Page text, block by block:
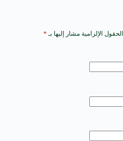
الحقول الإلزامية مشار إليها بـ *